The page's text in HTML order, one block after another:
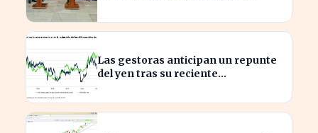
Las gestoras anticipan un repunte
del yen tras su reciente